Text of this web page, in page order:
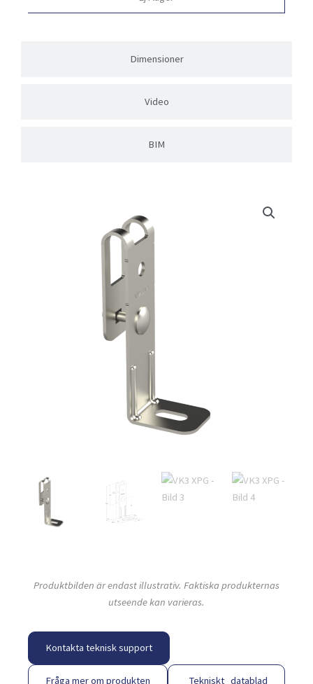
Dimensioner
Video
BIM
Produktbilden är endast illustrativ. Faktiska produkternas
utseende kan varieras.
Kontakta teknisk support
Fråga mer om produkten Tekniskt datablad